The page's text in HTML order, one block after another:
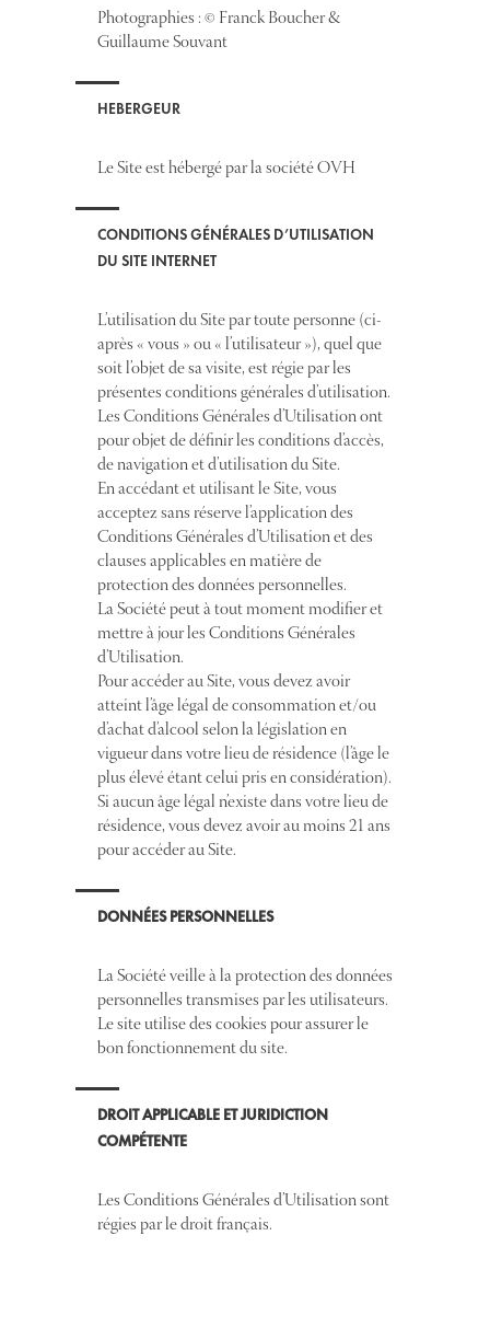
Photographies : © Franck Boucher &
Guillaume Souvant
HEBERGEUR
Le Site est hébergé par la société OVH
CONDITIONS GÉNÉRALES D’UTILISATION
DU SITE INTERNET
L’utilisation du Site par toute personne (ci-
après « vous » ou « l’utilisateur »), quel que
soit l’objet de sa visite, est régie par les
présentes conditions générales d’utilisation.
Les Conditions Générales d’Utilisation ont
pour objet de définir les conditions d’accès,
de navigation et d’utilisation du Site.
En accédant et utilisant le Site, vous
acceptez sans réserve l’application des
Conditions Générales d’Utilisation et des
clauses applicables en matière de
protection des données personnelles.
La Société peut à tout moment modifier et
mettre à jour les Conditions Générales
d’Utilisation.
Pour accéder au Site, vous devez avoir
atteint l’âge légal de consommation et/ou
d’achat d’alcool selon la législation en
vigueur dans votre lieu de résidence (l’âge le
plus élevé étant celui pris en considération).
Si aucun âge légal n’existe dans votre lieu de
résidence, vous devez avoir au moins 21 ans
pour accéder au Site.
DONNÉES PERSONNELLES
La Société veille à la protection des données
personnelles transmises par les utilisateurs.
Le site utilise des cookies pour assurer le
bon fonctionnement du site.
DROIT APPLICABLE ET JURIDICTION
COMPÉTENTE
Les Conditions Générales d’Utilisation sont
régies par le droit français.